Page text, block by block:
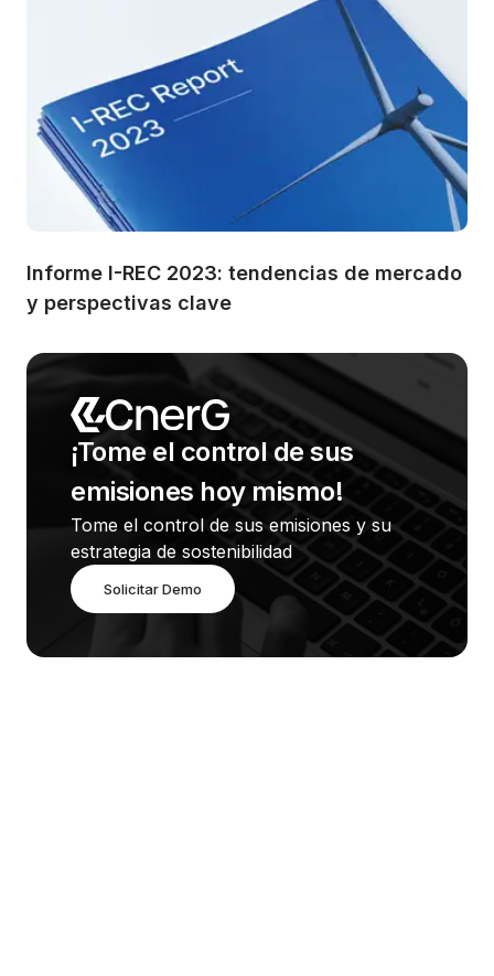
Informe I-REC 2023: tendencias de mercado
y perspectivas clave
¡Tome el control de sus
emisiones hoy mismo!
Tome el control de sus emisiones y su
estrategia de sostenibilidad
Solicitar Demo